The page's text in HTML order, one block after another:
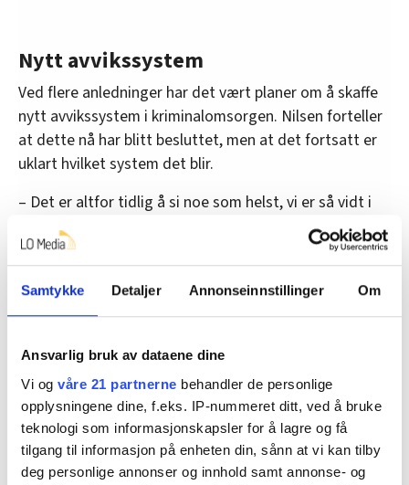
Samtykke Detaljer Annonseinnstillinger Om
Ansvarlig bruk av dataene dine
Vi og våre 21 partnerne behandler de personlige
opplysningene dine, f.eks. IP-nummeret ditt, ved å bruke
teknologi som informasjonskapsler for å lagre og få
tilgang til informasjon på enheten din, sånn at vi kan tilby
deg personlige annonser og innhold samt annonse- og
Nytt avvikssystem
Ved flere anledninger har det vært planer om å skaffe
nytt avvikssystem i kriminalomsorgen. Nilsen forteller
at dette nå har blitt besluttet, men at det fortsatt er
uklart hvilket system det blir.
– Det er altfor tidlig å si noe som helst, vi er så vidt i
startgropa nå. Det jeg vet, er at man for kort tid siden
startet arbeidet med ulike behovsavklaringer.
Så vi er i gang, forteller han.
– Det er helt klart knyttet en usikkerhet til hvor lenge
det systemet vi har i dag, faktisk fungerer, sier han.
– Når vi går til innkjøp, antar jeg at innføring av nytt
avvikssystem vil gå forholdsvis hurtig.